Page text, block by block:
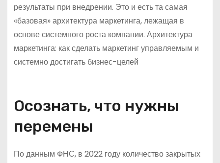
результаты при внедрении. Это и есть та самая
«базовая» архитектура маркетинга, лежащая в
основе системного роста компании. Архитектура
маркетинга: как сделать маркетинг управляемым и
системно достигать бизнес-целей
Осознать, что нужны
перемены
По данным ФНС, в 2022 году количество закрытых